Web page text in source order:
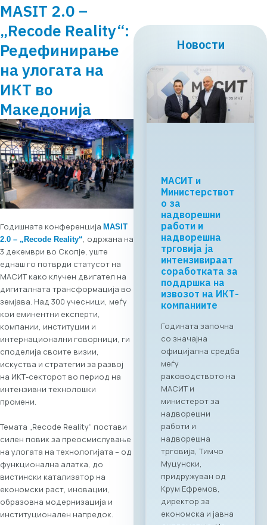
MASIT 2.0 –
„Recode Reality“:
Редефинирање
на улогата на
ИКТ во
Македонија
Годишната конференција MASIT
2.0 – „Recode Reality“, одржана на
3 декември во Скопје, уште
еднаш го потврди статусот на
МАСИТ како клучен двигател на
дигиталната трансформација во
земјава. Над 300 учесници, меѓу
кои еминентни експерти,
компании, институции и
интернационални говорници, ги
споделија своите визии,
искуства и стратегии за развој
на ИКТ-секторот во период на
интензивни технолошки
промени.
Темата „Recode Reality“ постави
силен повик за преосмислување
на улогата на технологијата – од
функционална алатка, до
вистински катализатор на
економски раст, иновации,
образовна модернизација и
институционален напредок.
Новости
Регионалната
tech соработка
Скопје: Digital
Bridge &
Business ICT
Forum 2026 –
04.06.2026
За првпат се
создава
организирана
платформа помеѓу
македонскиот и
грчкиот ИКТ
2026 година во
Стопанската
комора за
телекомуникациск
и технологии
МАСИТ, во
соработка со
грчката
асоцијација на ИКТ
компании SETPE, го